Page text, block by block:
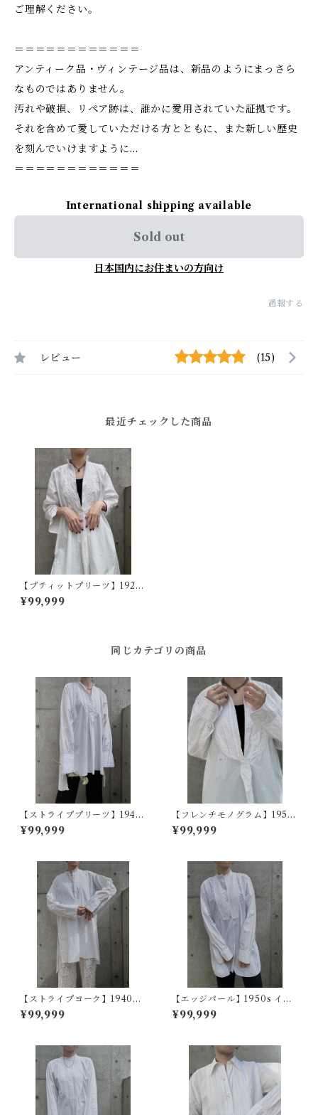
ご理解ください。
＝＝＝＝＝＝＝＝＝＝＝＝
アンティーク品・ヴィンテージ品は、新品のようにまっさら
なものではありません。
汚れや破損、リペア跡は、誰かに愛用されていた証拠です。
それを含めて愛していただける方とともに、また新しい歴史
を刻んでいけますように…
＝＝＝＝＝＝＝＝＝＝＝＝
International shipping available
Sold out
日本国内にお住まいの方向け
通報する
レビュー (15)
最近チェックした商品
【プティットプリーツ】1920
~40s フランスヴィンテージド
レスシャツ
¥99,999
同じカテゴリの商品
【ストライププリーツ】1940
s フランスヴィンテージドレス
シャツ
¥99,999
【フレンチモノグラム】1950
~60s フランスヴィンテージド
レスシャツ
¥99,999
【ストライプヨーク】1940~5
0s フランスヴィンテージドレ
スシャツ
¥99,999
【エッジパール】1950s イギ
リスヴィンテージドレスシャ
ツ
¥99,999